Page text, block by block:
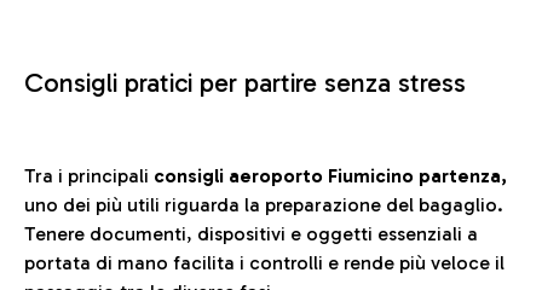
Consigli pratici per partire senza stress
Tra i principali consigli aeroporto Fiumicino partenza,
uno dei più utili riguarda la preparazione del bagaglio.
Tenere documenti, dispositivi e oggetti essenziali a
portata di mano facilita i controlli e rende più veloce il